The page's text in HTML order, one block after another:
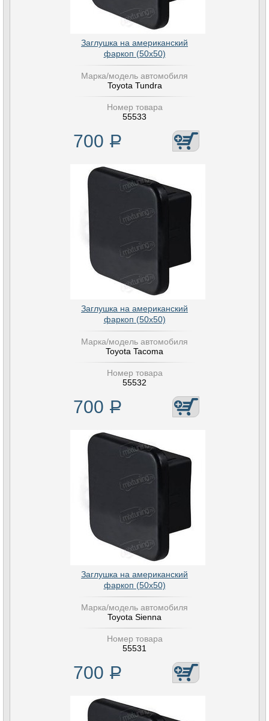
Заглушка на американский
фаркоп (50х50)
Марка/модель автомобиля
Toyota Tundra
Номер товара
55533
700 Р
Заглушка на американский
фаркоп (50х50)
Марка/модель автомобиля
Toyota Tacoma
Номер товара
55532
700 Р
Заглушка на американский
фаркоп (50х50)
Марка/модель автомобиля
Toyota Sienna
Номер товара
55531
700 Р